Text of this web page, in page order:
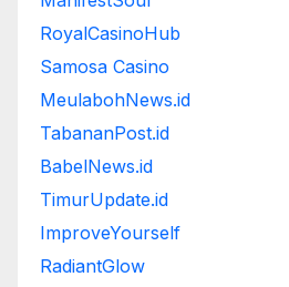
RoyalCasinoHub
Samosa Casino
MeulabohNews.id
TabananPost.id
BabelNews.id
TimurUpdate.id
ImproveYourself
RadiantGlow